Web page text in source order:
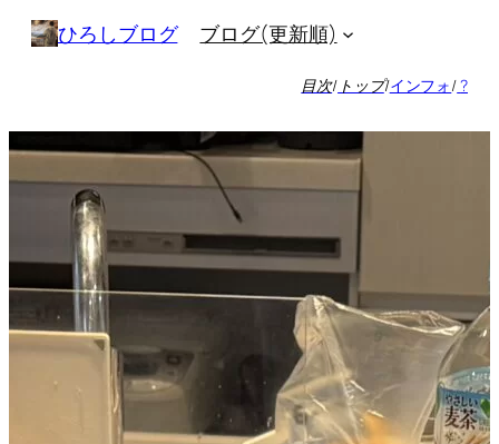
キ
ッ
プ
ひろしブログ ブログ(更新順)
目次/ トップ/インフォ/?